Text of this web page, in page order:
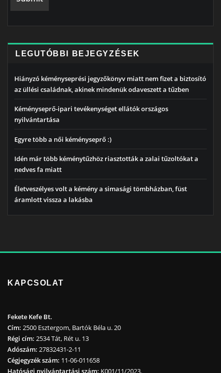
LEGUTÓBBI BEJEGYZÉSEK
Hiányzó kéményseprési jegyzőkönyv miatt nem fizet a biztosító
az üllési családnak, akinek mindenük odaveszett a tűzben
Kéményseprő-ipari tevékenységet ellátók országos
nyilvántartása
Egyre több a női kéményseprő :)
Idén már több kéménytűzhöz riasztották a zalai tűzoltókat a
nedves fa miatt
Életveszélyes volt a kémény a simasági tömbházban, füst
áramlott vissza a lakásba
KAPCSOLAT
Fekete Kefe Bt.
Cím: 2500 Esztergom, Bartók Béla u. 20
Régi cím: 2534 Tát, Rét u. 13
Adószám: 27832431-2-11
Cégjegyzék szám: 11-06-011658